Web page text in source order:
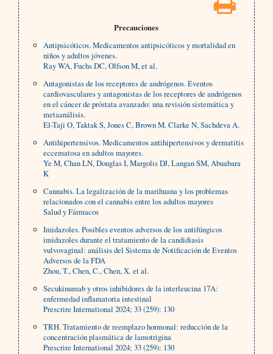
Precauciones
Antipsicóticos. Medicamentos antipsicóticos y mortalidad en
niños y adultos jóvenes.
Ray WA, Fuchs DC, Olfson M, et al.
Antagonistas de los receptores de andrógenos. Eventos
cardiovasculares y antagonistas de los receptores de andrógenos
en el cáncer de próstata avanzado: una revisión sistemática y
metaanálisis.
El-Taji O, Taktak S, Jones C, Brown M, Clarke N, Sachdeva A.
Antihipertensivos. Medicamentos antihipertensivos y dermatitis
eccematosa en adultos mayores.
Ye M, Chan LN, Douglas I, Margolis DJ, Langan SM, Abuabara
K
Cannabis. La legalización de la marihuana y los problemas
relacionados con el cannabis entre los adultos mayores
Salud y Fármacos
Imidazoles. Posibles eventos adversos de los antifúngicos
imidazoles durante el tratamiento de la candidiasis
vulvovaginal: análisis del Sistema de Notificación de Eventos
Adversos de la FDA
Zhou, T., Chen, C., Chen, X. et al.
Secukinumab y otros inhibidores de la interleucina 17A:
enfermedad inflamatoria intestinal
Prescrire International 2024; 33 (259): 130
TRH. Tratamiento de reemplazo hormonal: reducción de la
concentración plasmática de lamotrigina
Prescrire International 2024; 33 (259): 130